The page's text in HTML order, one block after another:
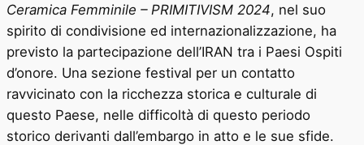
Ceramica Femminile – PRIMITIVISM 2024, nel suo
spirito di condivisione ed internazionalizzazione, ha
previsto la partecipazione dell’IRAN tra i Paesi Ospiti
d’onore. Una sezione festival per un contatto
ravvicinato con la ricchezza storica e culturale di
questo Paese, nelle difficoltà di questo periodo
storico derivanti dall’embargo in atto e le sue sfide.